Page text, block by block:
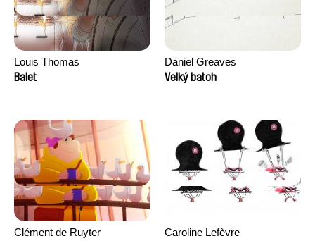
Louis Thomas
Balet
Daniel Greaves
Velký batoh
Clément de Ruyter
Caroline Lefèvre